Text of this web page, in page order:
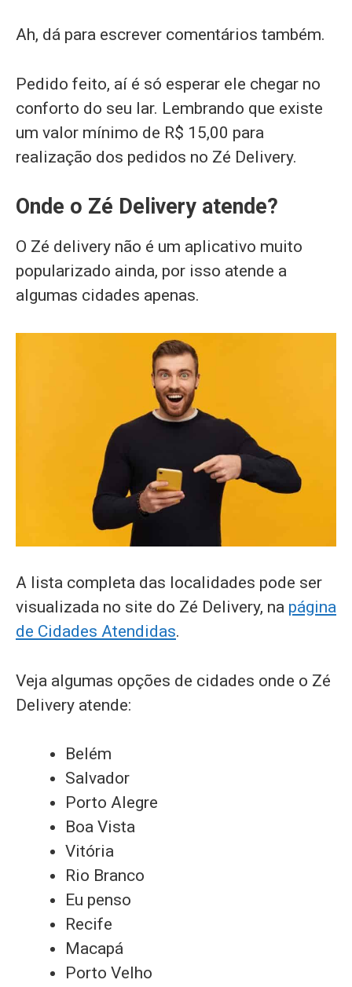
Ah, dá para escrever comentários também.
Pedido feito, aí é só esperar ele chegar no
conforto do seu lar. Lembrando que existe
um valor mínimo de R$ 15,00 para
realização dos pedidos no Zé Delivery.
Onde o Zé Delivery atende?
O Zé delivery não é um aplicativo muito
popularizado ainda, por isso atende a
algumas cidades apenas.
A lista completa das localidades pode ser
visualizada no site do Zé Delivery, na página
de Cidades Atendidas.
Veja algumas opções de cidades onde o Zé
Delivery atende:
Belém
Salvador
Porto Alegre
Boa Vista
Vitória
Rio Branco
Eu penso
Recife
Macapá
Porto Velho